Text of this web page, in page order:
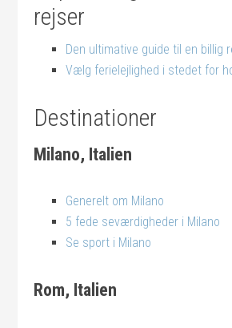
rejser
Den ultimative guide til en billig
Vælg ferielejlighed i stedet for
Destinationer
Milano, Italien
Generelt om Milano
5 fede seværdigheder i Milano
Se sport i Milano
Rom, Italien